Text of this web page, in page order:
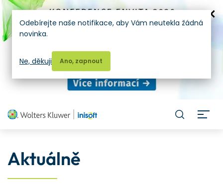
Aktuálně
Odebírejte naše notifikace, aby Vám neutekla žádná
novinka.
Ano, zapnout
Ne, děkuji